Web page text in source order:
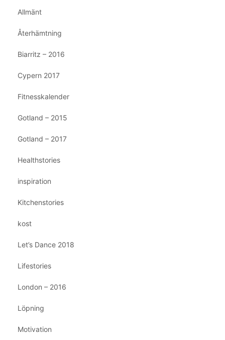
Allmänt
Återhämtning
Biarritz – 2016
Cypern 2017
Fitnesskalender
Gotland – 2015
Gotland – 2017
Healthstories
inspiration
Kitchenstories
kost
Let’s Dance 2018
Lifestories
London – 2016
Löpning
Motivation